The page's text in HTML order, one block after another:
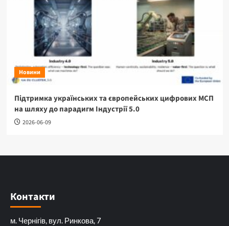
Новини
Підтримка українських та європейських цифрових МСП
на шляху до парадигм Індустрії 5.0
2026-06-09
Контакти
м. Чернігів, вул. Ринкова, 7